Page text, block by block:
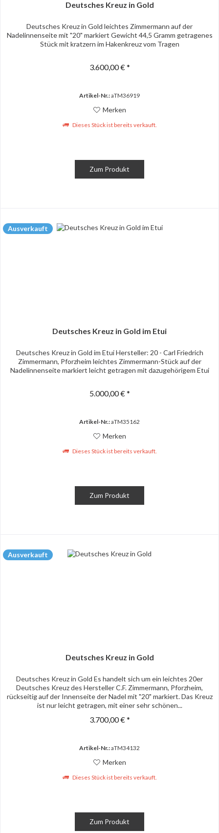
Deutsches Kreuz in Gold
Deutsches Kreuz in Gold leichtes Zimmermann auf der
Nadelinnenseite mit "20" markiert Gewicht 44,5 Gramm getragenes
Stück mit kratzern im Hakenkreuz vom Tragen
3.600,00 € *
Artikel-Nr.:aTM36919
Merken
Dieses Stück ist bereits verkauft.
Zum Produkt
Ausverkauft
Deutsches Kreuz in Gold im Etui
Deutsches Kreuz in Gold im Etui Hersteller: 20 - Carl Friedrich
Zimmermann, Pforzheim leichtes Zimmermann-Stück auf der
Nadelinnenseite markiert leicht getragen mit dazugehörigem Etui
5.000,00 € *
Artikel-Nr.:aTM35162
Merken
Dieses Stück ist bereits verkauft.
Zum Produkt
Ausverkauft
Deutsches Kreuz in Gold
Deutsches Kreuz in Gold Es handelt sich um ein leichtes 20er
Deutsches Kreuz des Hersteller C.F. Zimmermann, Pforzheim,
rückseitig auf der Innenseite der Nadel mit "20" markiert. Das Kreuz
ist nur leicht getragen, mit einer sehr schönen...
3.700,00 € *
Artikel-Nr.:aTM34132
Merken
Dieses Stück ist bereits verkauft.
Zum Produkt